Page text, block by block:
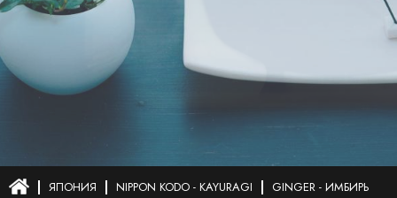
ЯПОНИЯ NIPPON KODO - KAYURAGI GINGER - ИМБИРЬ